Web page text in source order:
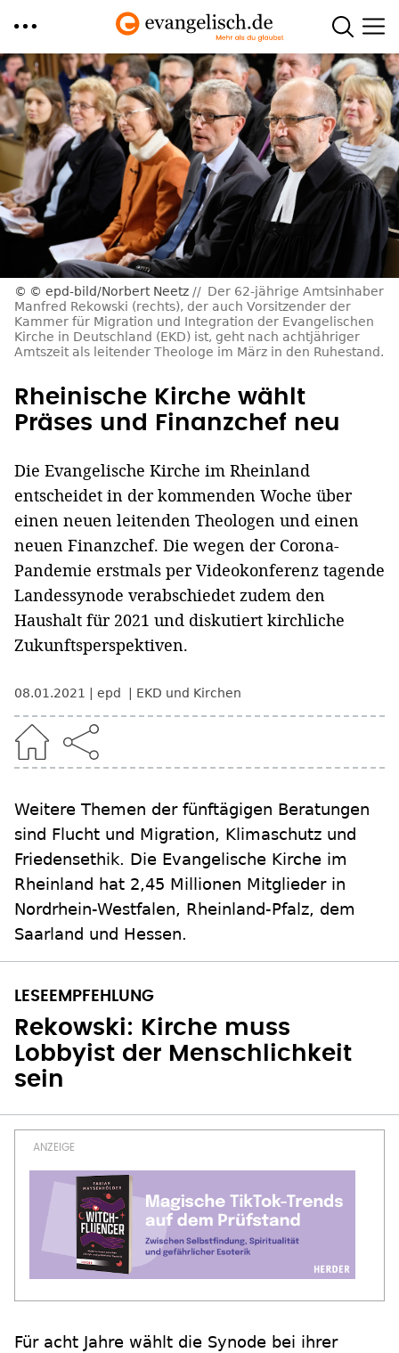
Direkt
zum
Inhalt
© epd-bild/Norbert Neetz
Der 62-jährige Amtsinhaber
Manfred Rekowski (rechts), der auch Vorsitzender der
Kammer für Migration und Integration der Evangelischen
Kirche in Deutschland (EKD) ist, geht nach achtjähriger
Amtszeit als leitender Theologe im März in den Ruhestand.
Rheinische Kirche wählt
Präses und Finanzchef neu
Die Evangelische Kirche im Rheinland
entscheidet in der kommenden Woche über
einen neuen leitenden Theologen und einen
neuen Finanzchef. Die wegen der Corona-
Pandemie erstmals per Videokonferenz tagende
Landessynode verabschiedet zudem den
Haushalt für 2021 und diskutiert kirchliche
Zukunftsperspektiven.
08.01.2021 epd EKD und Kirchen
Weitere Themen der fünftägigen Beratungen
sind Flucht und Migration, Klimaschutz und
Friedensethik. Die Evangelische Kirche im
Rheinland hat 2,45 Millionen Mitglieder in
Nordrhein-Westfalen, Rheinland-Pfalz, dem
Saarland und Hessen.
Rekowski: Kirche muss
Lobbyist der Menschlichkeit
sein
Für acht Jahre wählt die Synode bei ihrer